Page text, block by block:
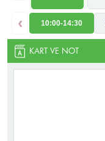
‹ 10:00-14:30
KART VE NOT